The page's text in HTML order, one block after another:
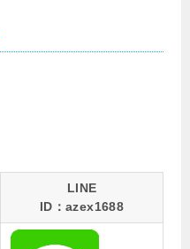
LINE
ID：azex1688